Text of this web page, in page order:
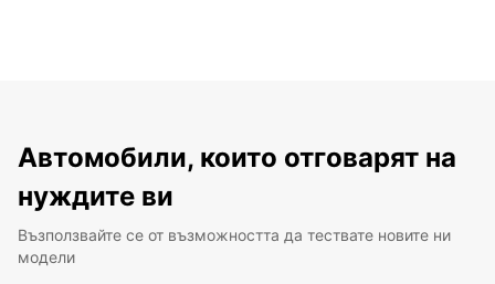
Автомобили, които отговарят на
нуждите ви
Възползвайте се от възможността да тествате новите ни
модели